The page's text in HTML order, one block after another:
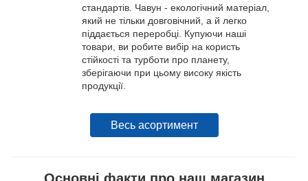
стандартів. Чавун - екологічний матеріал,
який не тільки довговічний, а й легко
піддається переробці. Купуючи наші
товари, ви робите вибір на користь
стійкості та турботи про планету,
зберігаючи при цьому високу якість
продукції.
Весь асортимент